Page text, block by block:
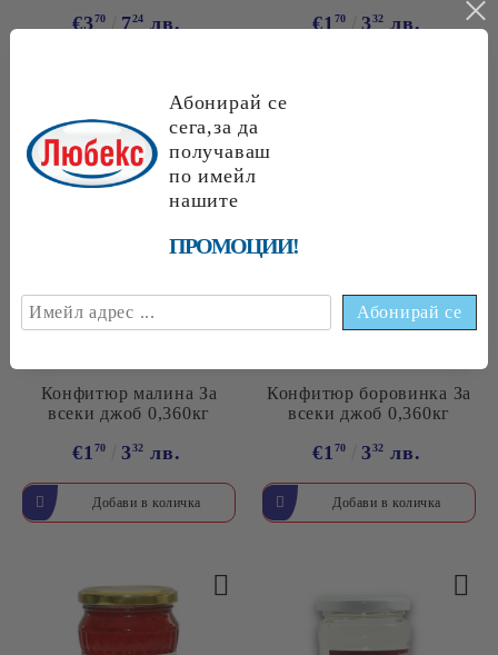
€370 724 лв. €1 70 332 лв.
Конфитюр малина За
всеки джоб 0,360кг
€1 70 332 лв.
Конфитюр боровинка За
всеки джоб 0,360кг
€1 70 332 лв.
Абонирай се
сега,за да
получаваш
по имейл
нашите
ПРОМОЦИИ!